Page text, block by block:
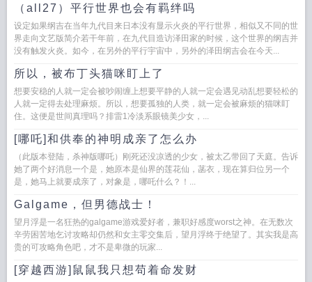
（all27）平行世界也会有羁绊吗
设定如果纲吉在当年九代目来日本没有显示火炎的平行世界，相似又不同的世
界走向文艺版简介若干年前，在九代目造访泽田家的时候，这个世界的纲吉并
没有触发火炎。如今，在另外的平行宇宙中，另外的泽田纲吉会在今天...
所以，被布丁头猫咪盯上了
想要安稳的人就一定会被吵闹缠上想要平静的人就一定会遇见动乱想要轻松的
人就一定得去处理麻烦。所以，想要孤独的人类，就一定会被麻烦的猫咪盯
住。这便是世间真理吗？排雷1冷淡系眼镜美少女，...
[哪吒]和供奉的神明成亲了怎么办
（此版本登陆，杀神版哪吒）刚死还没凉透的少女，被太乙带回了天庭。告诉
她了两个好消息一个是，她原本是仙界的莲花仙，菡衣，现在算归位另一个
是，她马上就要成亲了，对象是，哪吒什么？！...
Galgame，但男德战士！
望月浮是一名狂热的galgame游戏爱好者，兼职好感度worst之神。在无数次
辛劳困苦地乞讨攻略却仍然和女主零交集后，望月浮终于绝望了。其实我是高
贵的可攻略角色吧，才不是卑微的玩家...
[穿越西游]鼠鼠我只想苟着命发财